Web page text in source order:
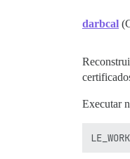
darbcal
Executar